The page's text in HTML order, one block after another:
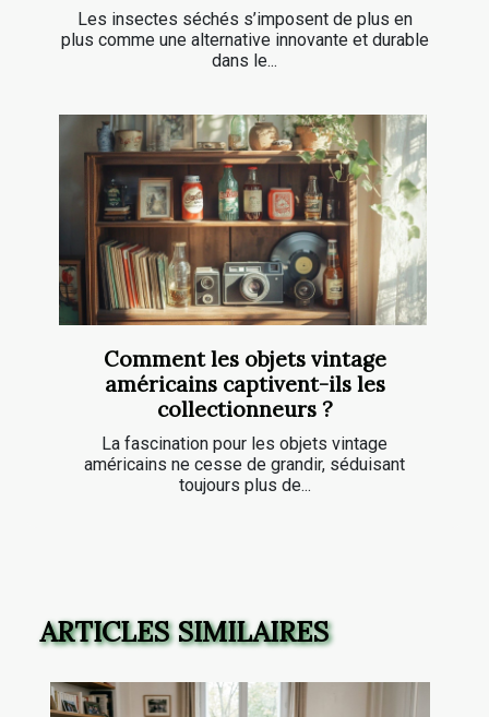
Les insectes séchés s’imposent de plus en
plus comme une alternative innovante et durable
dans le...
Comment les objets vintage
américains captivent-ils les
collectionneurs ?
La fascination pour les objets vintage
américains ne cesse de grandir, séduisant
toujours plus de...
ARTICLES SIMILAIRES